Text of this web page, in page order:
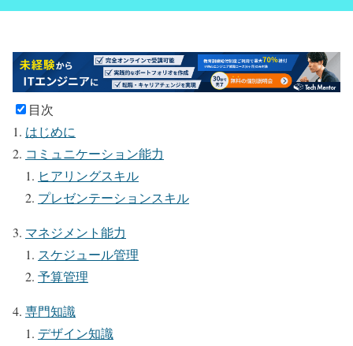
目次
はじめに
コミュニケーション能力
ヒアリングスキル
プレゼンテーションスキル
マネジメント能力
スケジュール管理
予算管理
専門知識
デザイン知識